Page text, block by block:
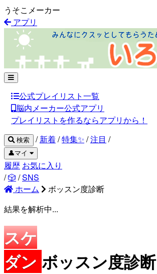
うそこメーカー
アプリ
公式プレイリスト一覧
脳内メーカー公式アプリ
プレイリストを作るならアプリから！
検索 / 新着/特集✨ /注目 /
👤マイ
履歴 お気に入り
/🎲 /SNS
ホーム
ボッスン度診断
結果を解析中...
スケ
ダン ボッスン度診断